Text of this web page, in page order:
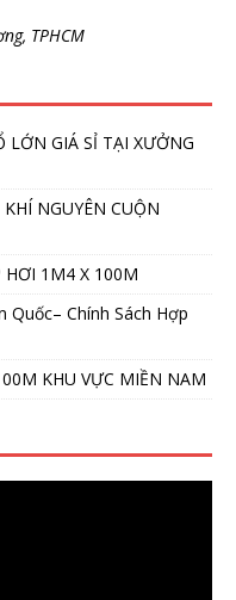
TPHCM
LỚN GIÁ SỈ TẠI XƯỞNG
NGUYÊN CUỘN
HƠI 1M4 X 100M
Quốc– Chính Sách Hợp
KHU VỰC MIỀN NAM